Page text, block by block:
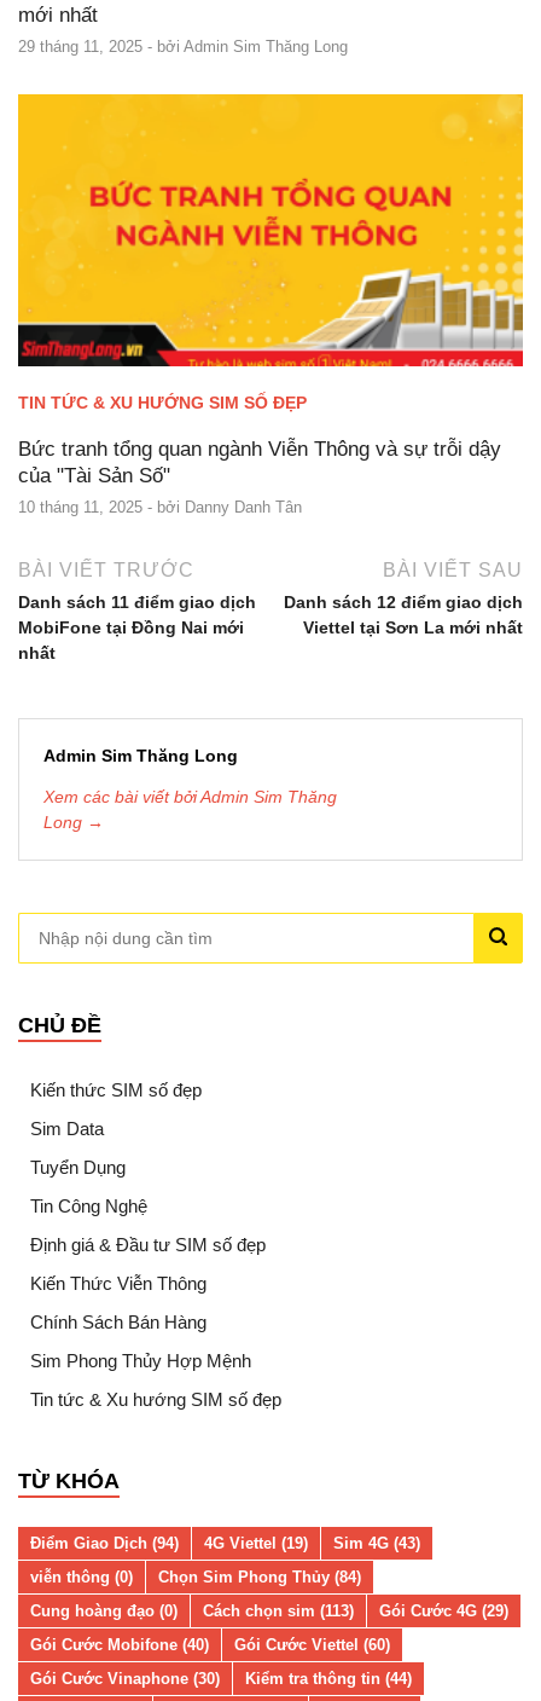
mới nhất
29 tháng 11, 2025 - bởi Admin Sim Thăng Long
TIN TỨC & XU HƯỚNG SIM SỐ ĐẸP
Bức tranh tổng quan ngành Viễn Thông và sự trỗi dậy
của "Tài Sản Số"
10 tháng 11, 2025 - bởi Danny Danh Tân
BÀI VIẾT TRƯỚC
Danh sách 11 điểm giao dịch
MobiFone tại Đồng Nai mới
nhất
BÀI VIẾT SAU
Danh sách 12 điểm giao dịch
Viettel tại Sơn La mới nhất
Admin Sim Thăng Long
Xem các bài viết bởi Admin Sim Thăng
Long →
CHỦ ĐỀ
Kiến thức SIM số đẹp
Sim Data
Tuyển Dụng
Tin Công Nghệ
Định giá & Đầu tư SIM số đẹp
Kiến Thức Viễn Thông
Chính Sách Bán Hàng
Sim Phong Thủy Hợp Mệnh
Tin tức & Xu hướng SIM số đẹp
TỪ KHÓA
Điểm Giao Dịch (94) 4G Viettel (19)
Sim 4G (43)
viễn thông (0)
Chọn Sim Phong Thủy (84)
Cung hoàng đạo (0)
Cách chọn sim (113)
Gói Cước 4G (29)
Gói Cước Mobifone (40)
Gói Cước Viettel (60)
Gói Cước Vinaphone (30)
Kiểm tra thông tin (44)